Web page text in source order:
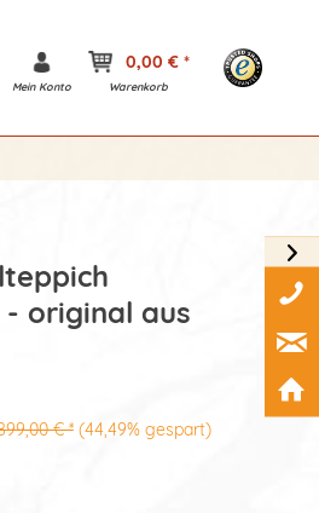
Mein Konto
0,00 € *
Warenkorb
- original aus
€ * (44,49% gespart)